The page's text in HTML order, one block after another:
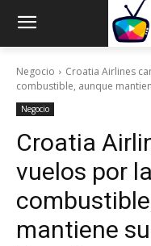
Negocio
Croatia Airlines
combustible, aunque
Negocio
Croatia
vuelos por
mantiene